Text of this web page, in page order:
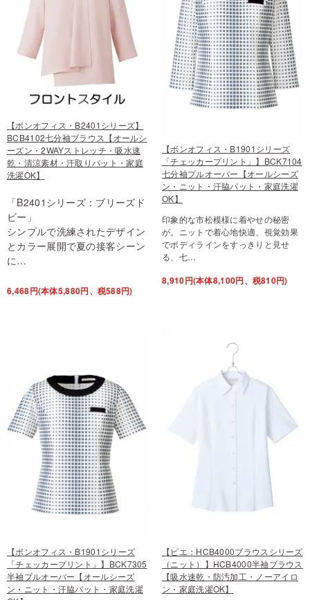
【ボンオフィス・B2401シリーズ】
BCB4102七分袖ブラウス【オールシ
ーズン・2WAYストレッチ・吸水速
乾・清涼素材・汗取りパット・家庭
洗濯OK】
「B2401シリーズ：ブリーズド
ビー」
シンプルで洗練されたデザイン
とカラー展開で夏の接客シーン
に…
6,468円(本体5,880円、税588円)
【ボンオフィス・B1901シリーズ
「チェッカープリント」】BCK7104
七分袖プルオーバー【オールシーズ
ン・ニット・汗脇パット・家庭洗濯
OK】
印象的な市松模様に着やせの秘密
が。ニットで着心地快適、視覚効果
でボディラインをすっきりと見せ
る、七…
8,910円(本体8,100円、税810円)
【ボンオフィス・B1901シリーズ
「チェッカープリント」】BCK7305
半袖プルオーバー【オールシーズ
ン・ニット・汗脇パット・家庭洗濯
【ピエ：HCB4000ブラウスシリーズ
（ニット）】HCB4000半袖ブラウス
【吸水速乾・防汚加工・ノーアイロ
ン・家庭洗濯OK】